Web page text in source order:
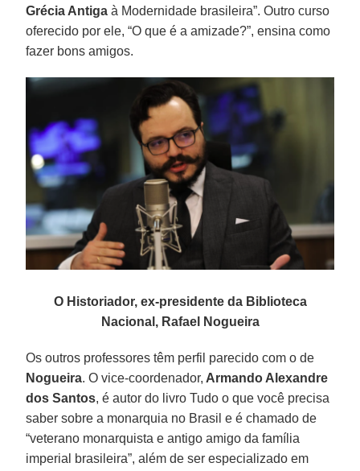
Grécia Antiga à Modernidade brasileira”. Outro curso
oferecido por ele, “O que é a amizade?”, ensina como
fazer bons amigos.
O Historiador, ex-presidente da Biblioteca
Nacional, Rafael Nogueira
Os outros professores têm perfil parecido com o de
Nogueira. O vice-coordenador, Armando Alexandre
dos Santos, é autor do livro Tudo o que você precisa
saber sobre a monarquia no Brasil e é chamado de
“veterano monarquista e antigo amigo da família
imperial brasileira”, além de ser especializado em